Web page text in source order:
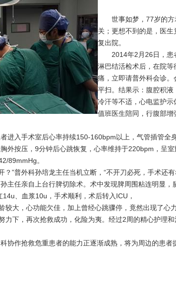
——普外科
世事如梦，77岁的方
关；更想不到的是，医
复出院。
2014年2月26日，患者
淋巴结活检术后，在院
痛，立即请普外科会诊
平扫。结果示：腹腔积
冷汗等不适，心电监护
值班医生陪同，行腹部
入手术室后心率持续150-160bpm以上，气管插管全
外按压，9分钟后心跳恢复，心率维持于220bpm，呈
89mmHg。
”普外科孙培龙主任当机立断，“不开刀必死，手术还
主任亲自上台行脾切除术。术中发现脾周围粘连明显
、血浆10u，手术顺利，术后转入ICU，
大，心功能欠佳，加上曾经心跳骤停，竟然出现了心
力下，再次抢救成功，化险为夷。经过2周的精心护理
作抢救危重患者的能力正逐渐成熟，将为周边的患者